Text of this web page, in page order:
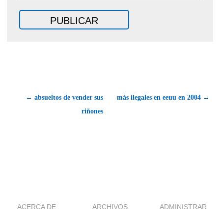
← absueltos de vender sus
riñones
más ilegales en eeuu en 2004 →
ACERCA DE ARCHIVOS ADMINISTRAR